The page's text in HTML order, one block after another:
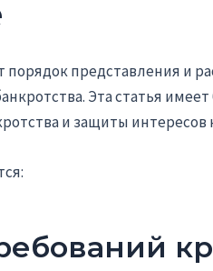
порядок представления и
Эта статья
и защиты интересов